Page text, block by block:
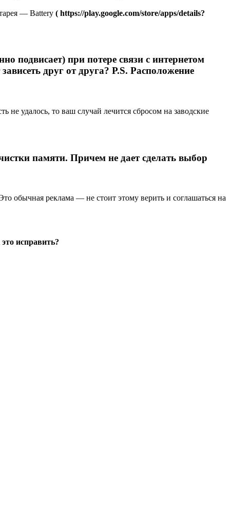
— Battery ( https://play.google.com/store/apps/details?
подвисает) при потере связи с интернетом
друг от друга? P.S. Расположение
удалось, то ваш случай лечится сбросом на заводские
памяти. Причем не дает сделать выбор
обычная реклама — не стоит этому верить и соглашаться на
исправить?